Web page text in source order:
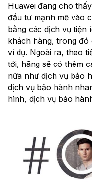
Huawei đang cho
đầu tư mạnh mẽ vào
bằng các dịch vụ tiện
khách hàng, trong đó
ví dụ. Ngoài ra, theo
tới, hãng sẽ có thêm
nữa như dịch vụ bảo
dịch vụ bảo hành
hình, dịch vụ bảo